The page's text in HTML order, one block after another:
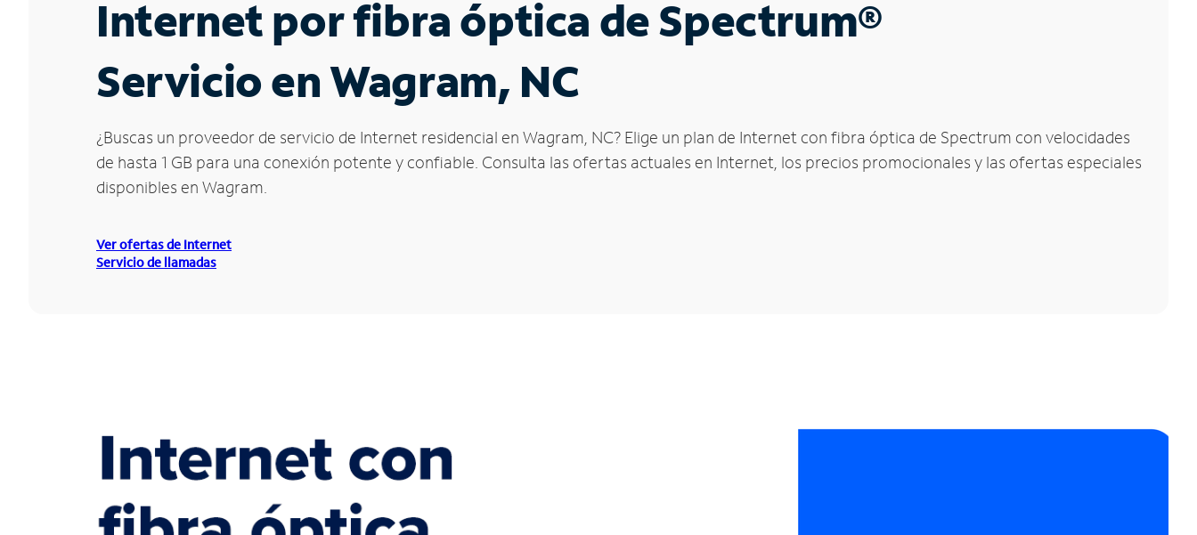
Internet por fibra óptica de Spectrum®
Servicio en Wagram, NC
¿Buscas un proveedor de servicio de Internet residencial en Wagram, NC? Elige un plan de Internet con fibra óptica de Spectrum con velocidades
de hasta 1 GB para una conexión potente y confiable. Consulta las ofertas actuales en Internet, los precios promocionales y las ofertas especiales
disponibles en Wagram.
Ver ofertas de Internet
Servicio de llamadas